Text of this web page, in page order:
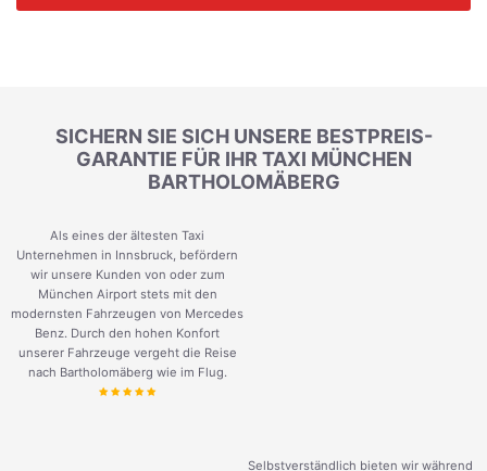
SICHERN SIE SICH UNSERE BESTPREIS-
GARANTIE FÜR IHR TAXI MÜNCHEN
BARTHOLOMÄBERG
Als eines der ältesten Taxi
Unternehmen in Innsbruck, befördern
wir unsere Kunden von oder zum
München Airport stets mit den
modernsten Fahrzeugen von Mercedes
Benz. Durch den hohen Konfort
unserer Fahrzeuge vergeht die Reise
nach Bartholomäberg wie im Flug.
Selbstverständlich bieten wir während